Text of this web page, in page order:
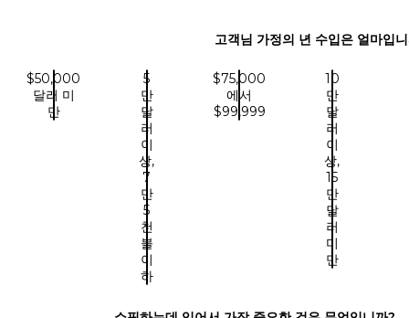
고객님 가정의 년 수입은 얼마입
$50,000
달러 미
만
5
만
달
러
이
상,
7
만
5
천
불
이
하
$75,000
에서
$99,999
10
만
달
러
이
상,
15
만
달
러
미
만